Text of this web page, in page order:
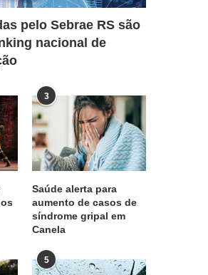
pelo Sebrae RS são
nacional de
3
Saúde alerta para
aumento de casos de
síndrome gripal em
Canela
5